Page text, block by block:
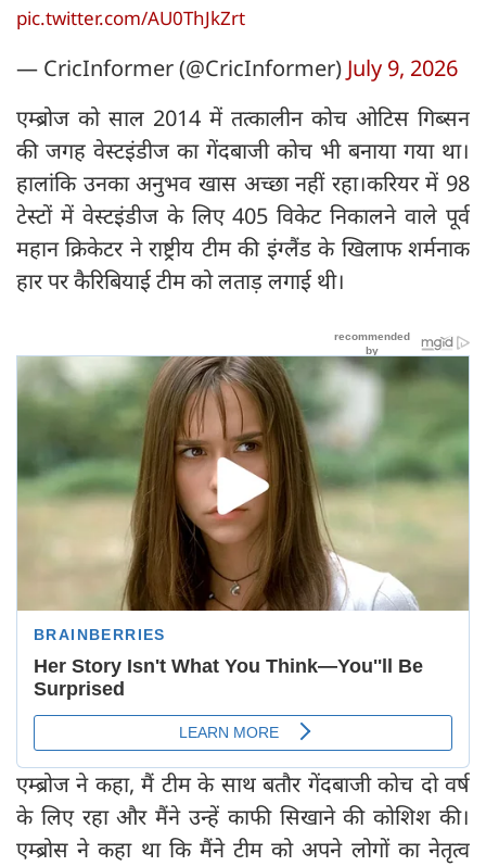
pic.twitter.com/AU0ThJkZrt
— CricInformer (@CricInformer) July 9, 2026
एम्ब्रोज को साल 2014 में तत्कालीन कोच ओटिस गिब्सन
की जगह वेस्टइंडीज का गेंदबाजी कोच भी बनाया गया था।
हालांकि उनका अनुभव खास अच्छा नहीं रहा।करियर में 98
टेस्टों में वेस्टइंडीज के लिए 405 विकेट निकालने वाले पूर्व
महान क्रिकेटर ने राष्ट्रीय टीम की इंग्लैंड के खिलाफ शर्मनाक
हार पर कैरिबियाई टीम को लताड़ लगाई थी।
एम्ब्रोज ने कहा, मैं टीम के साथ बतौर गेंदबाजी कोच दो वर्ष
के लिए रहा और मैंने उन्हें काफी सिखाने की कोशिश की।
एम्ब्रोस ने कहा था कि मैंने टीम को अपने लोगों का नेतृत्व